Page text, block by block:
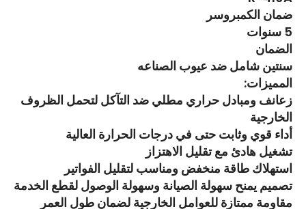
ضمان الكمبروسر
5 سنوات
الضمان
سنتين شامل ضد عيوب الصناعه
المميزات:
زعانف ومبادل حراري مطلي ضد التآكل لتحمل الظروف
الخارجية
أداء قوي وثابت حتى في درجات الحرارة العالية
تشغيل هادئ مع تقليل الاهتزاز
استهلاك طاقة منخفض ومناسب لتقليل الفواتير
تصميم يمنح سهولة الصيانة وسهولة الوصول لقطع الخدمة
مقاومة ممتازة للعوامل الخارجية لضمان طول العمر